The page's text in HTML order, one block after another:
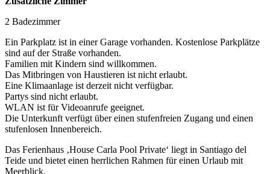
2 Badezimmer
Ein Parkplatz ist in einer Garage vorhanden. Kostenlose Parkplätze
sind auf der Straße vorhanden.
Familien mit Kindern sind willkommen.
Das Mitbringen von Haustieren ist nicht erlaubt.
Eine Klimaanlage ist derzeit nicht verfügbar.
Partys sind nicht erlaubt.
WLAN ist für Videoanrufe geeignet.
Die Unterkunft verfügt über einen stufenfreien Zugang und einen
stufenlosen Innenbereich.
Das Ferienhaus ‚House Carla Pool Private‘ liegt in Santiago del
Teide und bietet einen herrlichen Rahmen für einen Urlaub mit
Meerblick.